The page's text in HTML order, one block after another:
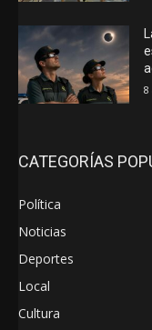
8
CATEGORÍAS
Política
Noticias
Deportes
Local
Cultura